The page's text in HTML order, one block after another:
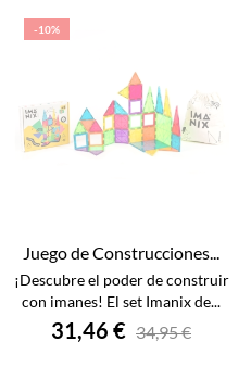
-10%
Juego de Construcciones...
¡Descubre el poder de construir
con imanes! El set Imanix de...
31,46 € 34,95 €